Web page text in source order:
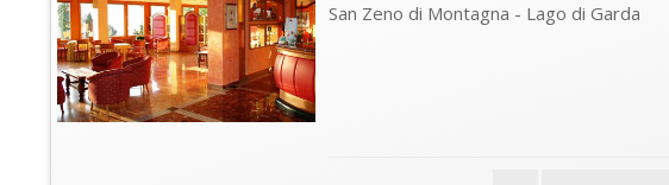
San Zeno di Montagna - Lago di Garda